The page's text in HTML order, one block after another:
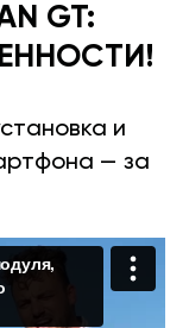
GT:
и
— за